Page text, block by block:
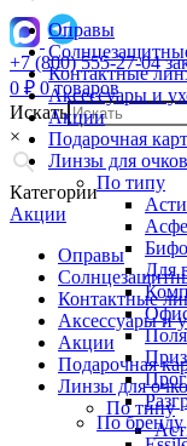
+7 (800) 555-27-04
0 ₽ 0 товаров
Искать
×
Категории
Акции
Оправы
Контактные
Аксессуары и
Акции
Подарочная
Линзы для
По типу
Оправы
Контактные
Аксессуары и
Акции
Подарочная
Линзы для очков
По типу
Для
По бренду